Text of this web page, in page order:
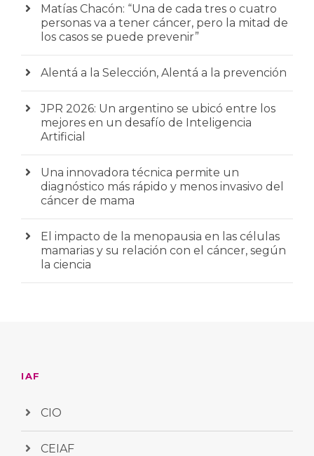
Matías Chacón: “Una de cada tres o cuatro
personas va a tener cáncer, pero la mitad de
los casos se puede prevenir”
Alentá a la Selección, Alentá a la prevención
JPR 2026: Un argentino se ubicó entre los
mejores en un desafío de Inteligencia
Artificial
Una innovadora técnica permite un
diagnóstico más rápido y menos invasivo del
cáncer de mama
El impacto de la menopausia en las células
mamarias y su relación con el cáncer, según
la ciencia
IAF
CIO
CEIAF